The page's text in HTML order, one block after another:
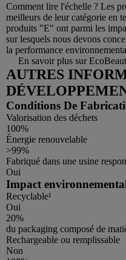
Comment lire l'échelle ? Les
meilleurs de leur catégorie en
produits "E" ont parmi les
sur lesquels nous devons
la performance
En savoir plus sur
AUTRES
Conditions De
Valorisation des déchets
100%
Énergie renouvelable
>99%
Fabriqué dans une usine
Oui
Impact
Recyclable¹
Oui
20%
du packaging composé de
Rechargeable ou remplissable
Non